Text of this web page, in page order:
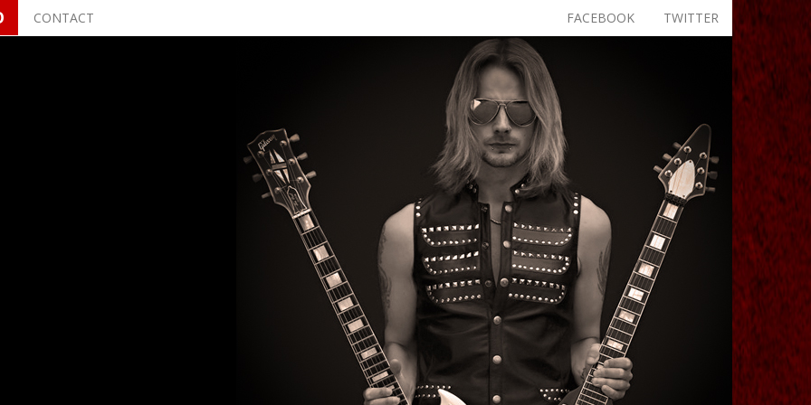
CONTACT TWITTER
FACEBOOK